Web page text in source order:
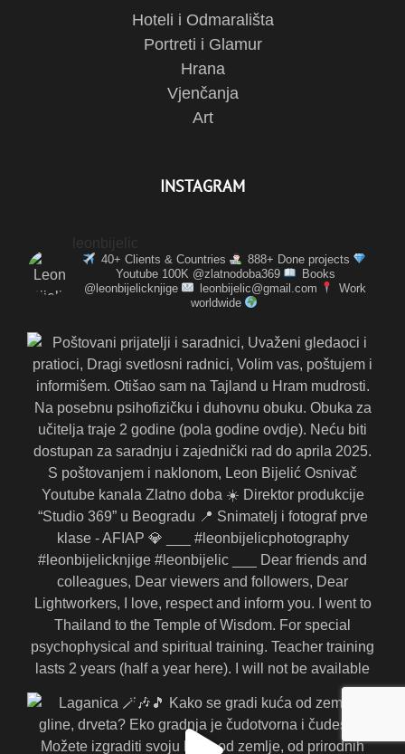
Hoteli i Odmarališta
Portreti i Glamur
Hrana
Vjenčanja
Art
INSTAGRAM
40+ Clients & Countries
888+ Done projects
Youtube 100K @zlatnodoba369
Books
@leonbijelicknjige
leonbijelic@gmail.com
Work
worldwide